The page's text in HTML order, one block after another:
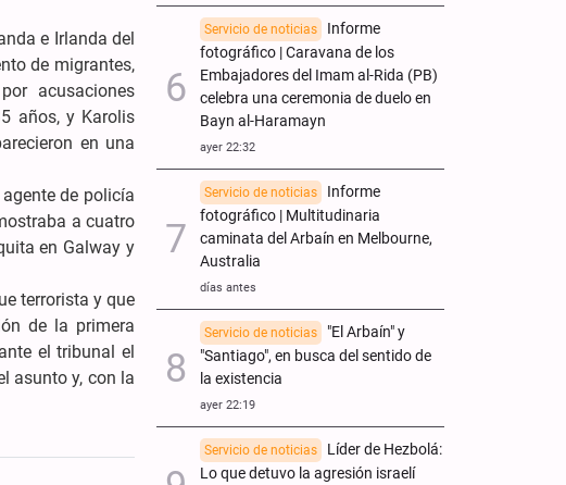
e Irlanda del
de migrantes,
acusaciones
años, y Karolis
en una
de policía
a cuatro
en Galway y
terrorista y que
de la primera
el tribunal el
asunto y, con la
Servicio de noticias
Informe
fotográfico | Caravana de los
Embajadores del Imam al-Rida (PB)
celebra una ceremonia de duelo en
Bayn al-Haramayn
ayer 22:32
Servicio de noticias
Informe
fotográfico | Multitudinaria
caminata del Arbaín en Melbourne,
Australia
días antes
Servicio de noticias
"El Arbaín" y
"Santiago", en busca del sentido de
la existencia
ayer 22:19
Servicio de noticias
Líder de Hezbolá:
Lo que detuvo la agresión israelí